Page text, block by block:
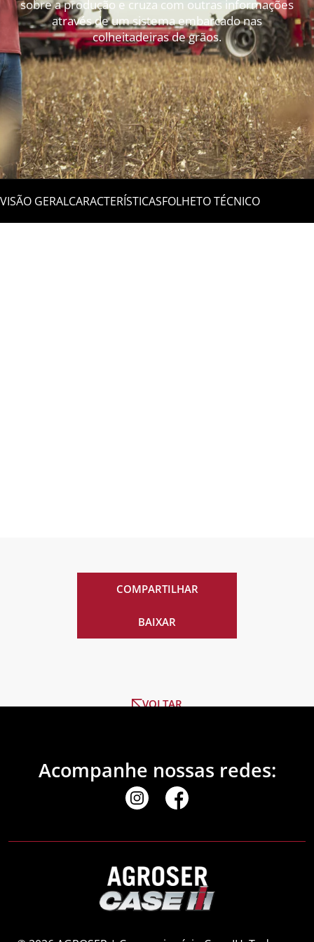
sobre a produção e cruza com outras informações
através de um sistema embarcado nas
colheitadeiras de grãos.
VISÃO GERALCARACTERÍSTICASFOLHETO TÉCNICO
COMPARTILHAR
BAIXAR
VOLTAR
Acompanhe nossas redes: